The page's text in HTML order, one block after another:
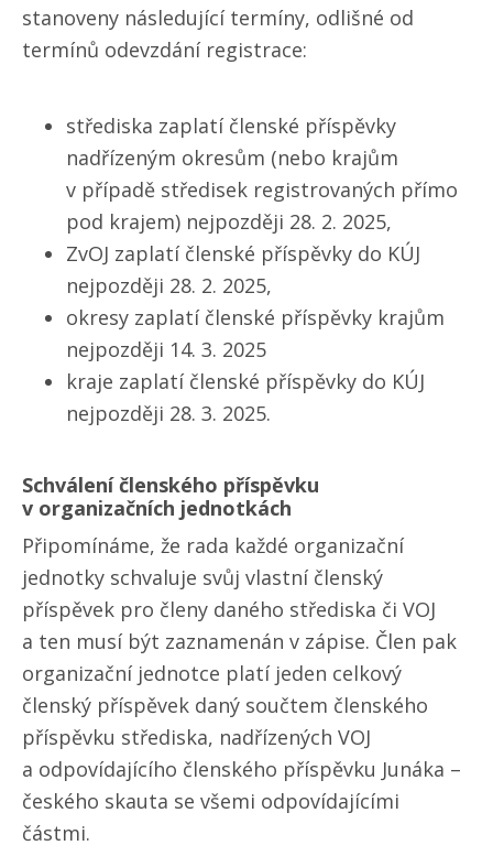
stanoveny následující termíny, odlišné od
termínů odevzdání registrace:
střediska zaplatí členské příspěvky
nadřízeným okresům (nebo krajům
v případě středisek registrovaných přímo
pod krajem) nejpozději 28. 2. 2025,
ZvOJ zaplatí členské příspěvky do KÚJ
nejpozději 28. 2. 2025,
okresy zaplatí členské příspěvky krajům
nejpozději 14. 3. 2025
kraje zaplatí členské příspěvky do KÚJ
nejpozději 28. 3. 2025.
Schválení členského příspěvku
v organizačních jednotkách
Připomínáme, že rada každé organizační
jednotky schvaluje svůj vlastní členský
příspěvek pro členy daného střediska či VOJ
a ten musí být zaznamenán v zápise. Člen pak
organizační jednotce platí jeden celkový
členský příspěvek daný součtem členského
příspěvku střediska, nadřízených VOJ
a odpovídajícího členského příspěvku Junáka –
českého skauta se všemi odpovídajícími
částmi.